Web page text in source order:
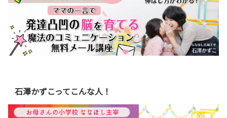
石澤かずこってこんな人！